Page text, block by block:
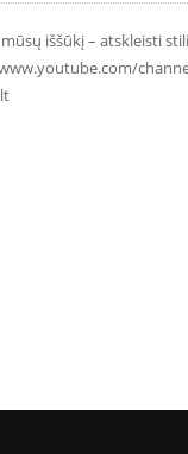
iššūkį – atskleisti